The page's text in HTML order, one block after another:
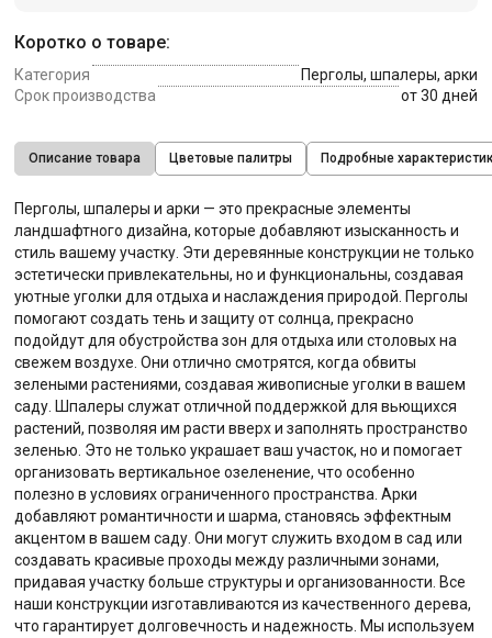
Коротко о товаре:
Категория
Перголы, шпалеры, арки
Срок производства
от 30 дней
Описание товара Цветовые палитры Подробные
Перголы, шпалеры и арки — это прекрасные элементы
ландшафтного дизайна, которые добавляют изысканность и
стиль вашему участку. Эти деревянные конструкции не только
эстетически привлекательны, но и функциональны, создавая
уютные уголки для отдыха и наслаждения природой. Перголы
помогают создать тень и защиту от солнца, прекрасно
подойдут для обустройства зон для отдыха или столовых на
свежем воздухе. Они отлично смотрятся, когда обвиты
зелеными растениями, создавая живописные уголки в вашем
саду. Шпалеры служат отличной поддержкой для вьющихся
растений, позволяя им расти вверх и заполнять пространство
зеленью. Это не только украшает ваш участок, но и помогает
организовать вертикальное озеленение, что особенно
полезно в условиях ограниченного пространства. Арки
добавляют романтичности и шарма, становясь эффектным
акцентом в вашем саду. Они могут служить входом в сад или
создавать красивые проходы между различными зонами,
придавая участку больше структуры и организованности. Все
наши конструкции изготавливаются из качественного дерева,
что гарантирует долговечность и надежность. Мы используем